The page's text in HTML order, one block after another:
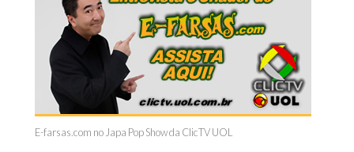
E-farsas.com no Japa Pop Show da ClicTV UOL